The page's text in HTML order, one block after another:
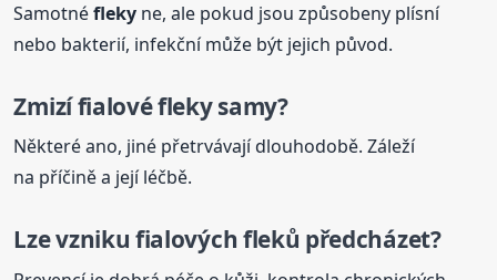
Samotnéfleky ne, ale pokud jsou způsobeny plísní
nebo bakterií, infekční může být jejich původ.
Zmizí fialovéflekysamy?
Některé ano, jiné přetrvávají dlouhodobě. Záleží
na příčině a její léčbě.
Lze vzniku fialových fleků předcházet?